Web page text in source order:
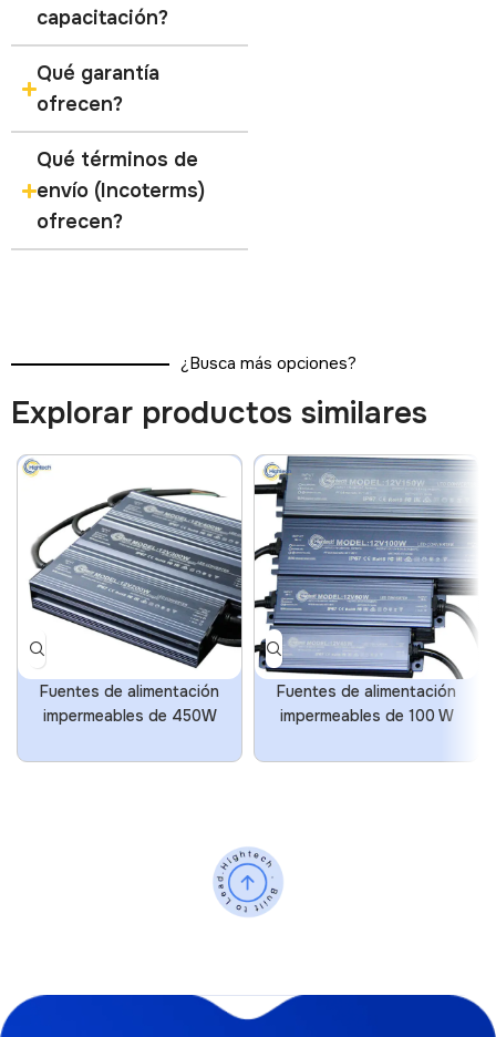
capacitación?
Qué garantía
ofrecen?
Qué términos de
envío (Incoterms)
ofrecen?
¿Busca más opciones?
Explorar productos similares
Fuentes de alimentación
impermeables de 450W
Fuentes de alimentación
impermeables de 100 W